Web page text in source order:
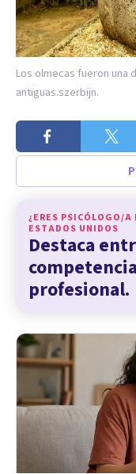
Los olmecas fueron una
antiguas.szerbijn.
¿ERES PSICÓLOGO/A
ESTADOS UNIDOS
Destaca
competencia
profesional.